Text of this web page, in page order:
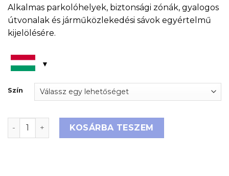
Alkalmas parkolóhelyek, biztonsági zónák, gyalogos
útvonalak és járműközlekedési sávok egyértelmű
kijelölésére.
Szín
Padlójelölő szalag DURALINE® STRONG 50/12
KOSÁRBA TESZEM